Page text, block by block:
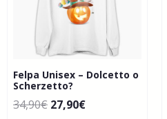
Felpa Unisex – Dolcetto o
Scherzetto?
34,90€ 27,90€